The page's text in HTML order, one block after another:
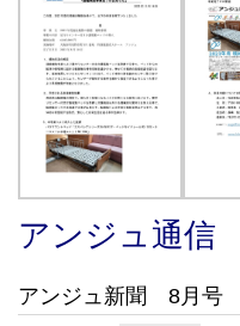
アンジュ通信
アンジュ新聞 8月号